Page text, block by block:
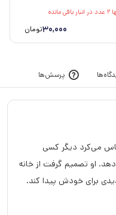
باقی مانده
30,000تومان
پرسش‌ها
می‌کرد دیگر کسی
او تصمیم گرفت از خانه
برای خودش پیدا کند.